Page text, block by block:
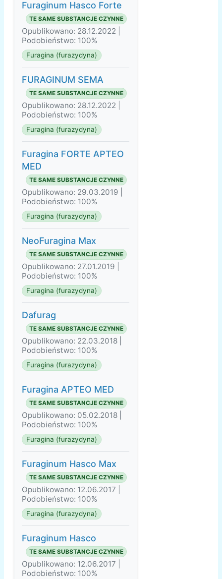
Furaginum Hasco Forte
TE SAME SUBSTANCJE CZYNNE
Opublikowano: 28.12.2022 |
Podobieństwo: 100%
Furagina (furazydyna)
FURAGINUM SEMA
TE SAME SUBSTANCJE CZYNNE
Opublikowano: 28.12.2022 |
Podobieństwo: 100%
Furagina (furazydyna)
Furagina FORTE APTEO
MED
TE SAME SUBSTANCJE CZYNNE
Opublikowano: 29.03.2019 |
Podobieństwo: 100%
Furagina (furazydyna)
NeoFuragina Max
TE SAME SUBSTANCJE CZYNNE
Opublikowano: 27.01.2019 |
Podobieństwo: 100%
Furagina (furazydyna)
Dafurag
TE SAME SUBSTANCJE CZYNNE
Opublikowano: 22.03.2018 |
Podobieństwo: 100%
Furagina (furazydyna)
Furagina APTEO MED
TE SAME SUBSTANCJE CZYNNE
Opublikowano: 05.02.2018 |
Podobieństwo: 100%
Furagina (furazydyna)
Furaginum Hasco Max
TE SAME SUBSTANCJE CZYNNE
Opublikowano: 12.06.2017 |
Podobieństwo: 100%
Furagina (furazydyna)
Furaginum Hasco
TE SAME SUBSTANCJE CZYNNE
Opublikowano: 12.06.2017 |
Podobieństwo: 100%